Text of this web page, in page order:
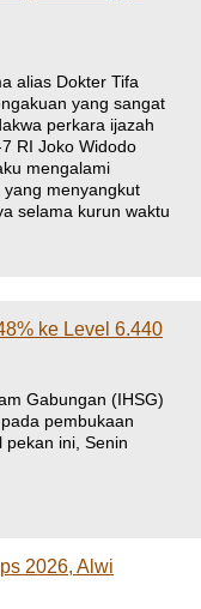
alias Dokter Tifa
yang sangat
perkara ijazah
RI Joko Widodo
mengalami
menyangkut
selama kurun waktu
ke Level 6.440
Gabungan (IHSG)
pembukaan
pekan ini, Senin
2026, Alwi